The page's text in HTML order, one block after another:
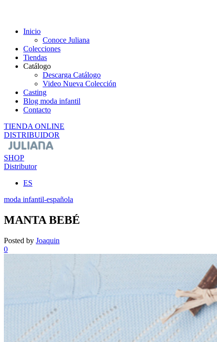
Inicio
Conoce Juliana
Colecciones
Tiendas
Catálogo
Descarga Catálogo
Video Nueva Colección
Casting
Blog moda infantil
Contacto
TIENDA ONLINE
DISTRIBUIDOR
SHOP
Distributor
ES
moda infantil-española
MANTA BEBÉ
Posted by Joaquin
0